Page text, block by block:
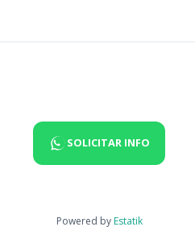
SOLICITAR INFO
Powered by Estatik